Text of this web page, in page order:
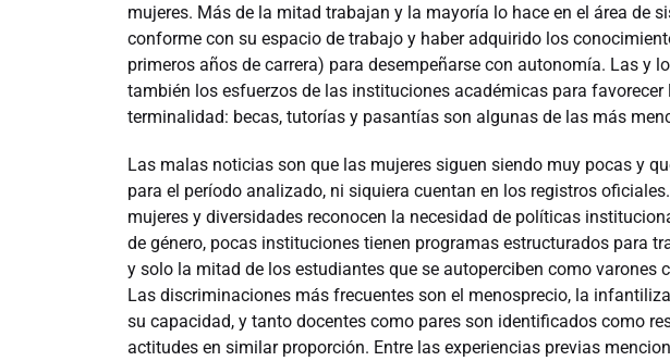
mujeres. Más de la mitad trabajan y la mayoría lo hace en el área de
conforme con su espacio de trabajo y haber adquirido los
primeros años de carrera) para desempeñarse con autonomía. Las y
también los esfuerzos de las instituciones académicas para favorecer
terminalidad: becas, tutorías y pasantías son algunas de las más
Las malas noticias son que las mujeres siguen siendo muy pocas y
para el período analizado, ni siquiera cuentan en los registros
mujeres y diversidades reconocen la necesidad de políticas
de género, pocas instituciones tienen programas estructurados para
y solo la mitad de los estudiantes que se autoperciben como varones
Las discriminaciones más frecuentes son el menosprecio, la
su capacidad, y tanto docentes como pares son identificados como
actitudes en similar proporción. Entre las experiencias previas